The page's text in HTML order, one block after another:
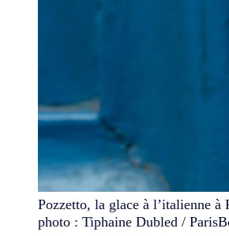
Pozzetto, la glace à l’italienne à
photo : Tiphaine Dubled /